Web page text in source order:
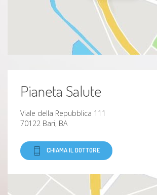
Pianeta Salute
Viale della Repubblica 111
70122 Bari, BA
CHIAMA IL DOTTORE